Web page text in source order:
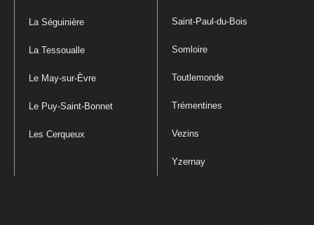
La Séguinière
La Tessoualle
Le May-sur-Èvre
Le Puy-Saint-Bonnet
Les Cerqueux
Saint-Paul-du-Bois
Somloire
Toutlemonde
Trémentines
Vezins
Yzernay